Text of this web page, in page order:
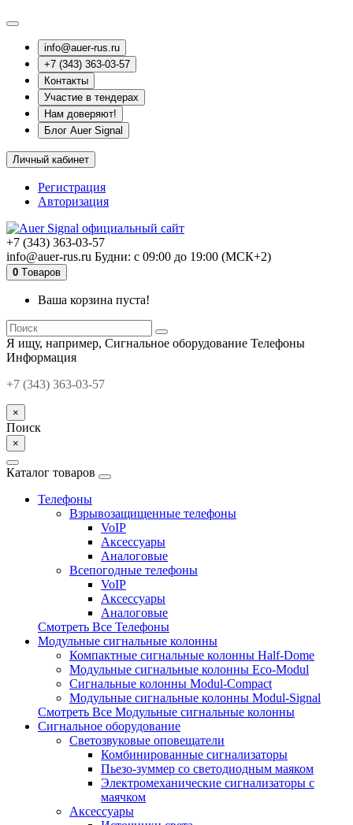
info@auer-rus.ru
+7 (343) 363-03-57
Контакты
Участие в тендерах
Нам доверяют!
Блог Auer Signal
Личный кабинет
Регистрация
Авторизация
+7 (343) 363-03-57
info@auer-rus.ru Будни: с 09:00 до 19:00 (МСК+2)
0 Tоваров
Ваша корзина пуста!
Я ищу, например, Сигнальное оборудование Телефоны
Информация
+7 (343) 363-03-57
×
Поиск
×
Каталог товаров
Телефоны
Взрывозащищенные телефоны
VoIP
Аксессуары
Аналоговые
Всепогодные телефоны
VoIP
Аксессуары
Аналоговые
Смотреть Все Телефоны
Модульные сигнальные колонны
Компактные сигнальные колонны Half-Dome
Модульные сигнальные колонны Eco-Modul
Сигнальные колонны Modul-Compact
Модульные сигнальные колонны Modul-Signal
Смотреть Все Модульные сигнальные колонны
Сигнальное оборудование
Светозвуковые оповещатели
Комбинированные сигнализаторы
Пьезо-зуммер со светодиодным маяком
Электромеханические сигнализаторы с
маячком
Аксессуары